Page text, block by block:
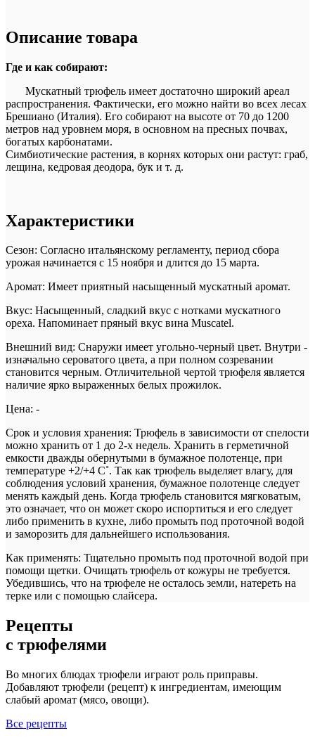
Описание товара
Где и как собирают:
Мускатный трюфель имеет достаточно широкий ареал
распространения. Фактически, его можно найти во всех лесах
Брешиано (Италия). Его собирают на высоте от 70 до 1200
метров над уровнем моря, в основном на пресных почвах,
богатых карбонатами.
Симбиотические растения, в корнях которых они растут: граб,
лещина, кедровая деодора, бук и т. д.
Характеристики
Сезон: Согласно итальянскому регламенту, период сбора
урожая начинается с 15 ноября и длится до 15 марта.
Аромат: Имеет приятный насыщенный мускатный аромат.
Вкус: Насыщенный, сладкий вкус с нотками мускатного
ореха. Напоминает пряный вкус вина Muscatel.
Внешний вид: Снаружи имеет угольно-черный цвет. Внутри -
изначально сероватого цвета, а при полном созревании
становится черным. Отличительной чертой трюфеля является
наличие ярко выраженных белых прожилок.
Цена: -
Срок и условия хранения: Трюфель в зависимости от спелости
можно хранить от 1 до 2-х недель. Хранить в герметичной
емкости дважды обернутыми в бумажное полотенце, при
температуре +2/+4 С˚. Так как трюфель выделяет влагу, для
соблюдения условий хранения, бумажное полотенце следует
менять каждый день. Когда трюфель становится мягковатым,
это означает, что он может скоро испортиться и его следует
либо применить в кухне, либо промыть под проточной водой
и заморозить для дальнейшего использования.
Как применять: Тщательно промыть под проточной водой при
помощи щетки. Очищать трюфель от кожуры не требуется.
Убедившись, что на трюфеле не осталось земли, натереть на
терке или с помощью слайсера.
Рецепты
с трюфелями
Во многих блюдах трюфели играют роль приправы.
Добавляют трюфели (рецепт) к ингредиентам, имеющим
слабый аромат (мясо, овощи).
Все рецепты